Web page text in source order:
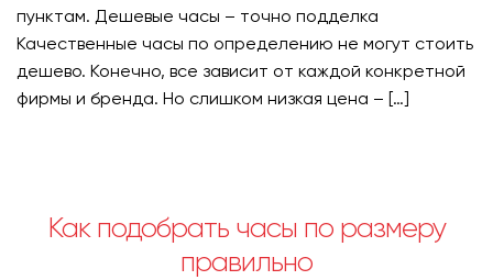
пунктам. Дешевые часы – точно подделка
Качественные часы по определению не могут стоить
дешево. Конечно, все зависит от каждой конкретной
фирмы и бренда. Но слишком низкая цена – […]
Как подобрать часы по размеру
правильно